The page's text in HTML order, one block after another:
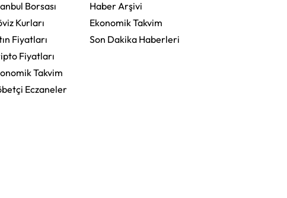
Borsası
Kurları
Fiyatları
Fiyatları
Takvim
Eczaneler
Haber Arşivi
Ekonomik Takvim
Son Dakika Haberleri